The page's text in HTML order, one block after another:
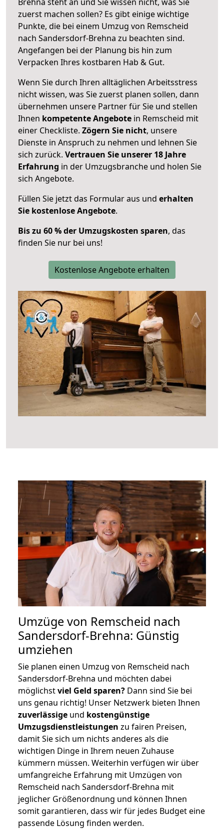
zuerst machen sollen? Es gibt einige wichtige
Punkte, die bei einem Umzug von Remscheid
nach Sandersdorf-Brehna zu beachten sind.
Angefangen bei der Planung bis hin zum
Verpacken Ihres kostbaren Hab & Gut.
Wenn Sie durch Ihren alltäglichen Arbeitsstress
nicht wissen, was Sie zuerst planen sollen, dann
übernehmen unsere Partner für Sie und stellen
Ihnen kompetente Angebote in Remscheid mit
einer Checkliste. Zögern Sie nicht, unsere
Dienste in Anspruch zu nehmen und lehnen Sie
sich zurück. Vertrauen Sie unserer 18 Jahre
Erfahrung in der Umzugsbranche und holen Sie
sich Angebote.
Füllen Sie jetzt das Formular aus und erhalten
Sie kostenlose Angebote.
Bis zu 60 % der Umzugskosten sparen, das
finden Sie nur bei uns!
Kostenlose Angebote erhalten
Umzüge von Remscheid nach
Sandersdorf-Brehna: Günstig
umziehen
Sie planen einen Umzug von Remscheid nach
Sandersdorf-Brehna und möchten dabei
möglichstviel Geld sparen? Dann sind Sie bei
uns genau richtig! Unser Netzwerk bieten Ihnen
zuverlässige und kostengünstige
Umzugsdienstleistungen zu fairen Preisen,
damit Sie sich um nichts anderes als die
wichtigen Dinge in Ihrem neuen Zuhause
kümmern müssen. Weiterhin verfügen wir über
umfangreiche Erfahrung mit Umzügen von
Remscheid nach Sandersdorf-Brehna mit
jeglicher Größenordnung und können Ihnen
somit garantieren, dass wir für jedes Budget eine
passende Lösung finden werden.